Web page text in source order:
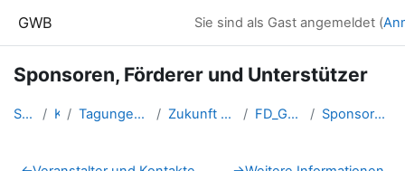
GWB Sie sind als Gast angemeldet (
Sponsoren, Förderer und Unterstützer
Startseite Kurse Tagungen, Events und Arbeitsge... Zukunft Fachdidaktik GW - "Sch... FD_GW_Schlierbach2019 Sponsoren, Förderer und Unters...
Abschnittsübersicht